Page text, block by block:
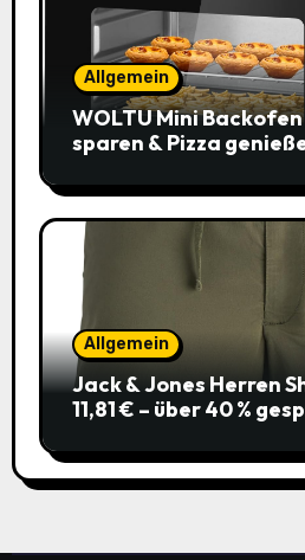
Allgemein
WOLTU Mini Backofen
sparen & Pizza
Allgemein
Jack & Jones Herren
11,81 € – über 40 %